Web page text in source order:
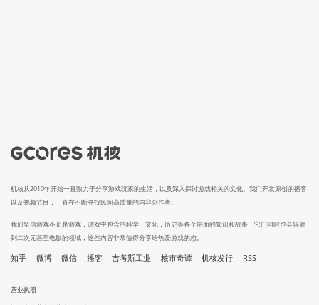
机核从2010年开始一直致力于分享游戏玩家的生活，以及深入探讨游戏相关的文化。我们开发原创的播客
以及视频节目，一直在不断寻找民间高质量的内容创作者。
我们坚信游戏不止是游戏，游戏中包含的科学，文化，历史等各个层面的知识和故事，它们同时也会辐射
到二次元甚至电影的领域，这些内容非常值得分享给热爱游戏的您。
知乎 微博 微信 播客 吉考斯工业 核市奇谭 机核发行 RSS
营业执照